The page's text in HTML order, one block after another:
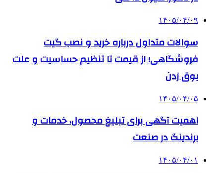
۱۴۰۵/۰۴/۰۹
سوالات متداول درباره خرید و نصب گیت
فروشگاهی؛ از قیمت تا تنظیم حساسیت و علت
بوق زدن
۱۴۰۵/۰۴/۰۵
اهمیت آگهی برای تبلیغ محصول، خدمات و
برندینگ در صنعت
۱۴۰۵/۰۴/۰۱